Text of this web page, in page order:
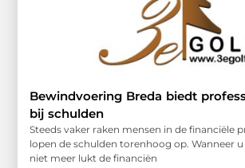
Bewindvoering Breda biedt
bij schulden
Steeds vaker raken mensen in de financiële
lopen de schulden torenhoog op. Wanneer
niet meer lukt de financiën